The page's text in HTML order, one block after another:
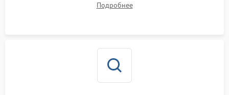
Восстановление целостности проводки и контактов.
Подробнее